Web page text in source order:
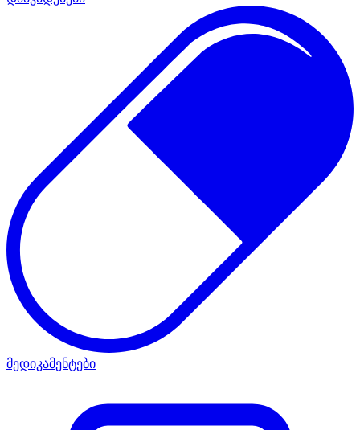
მედიკამენტები